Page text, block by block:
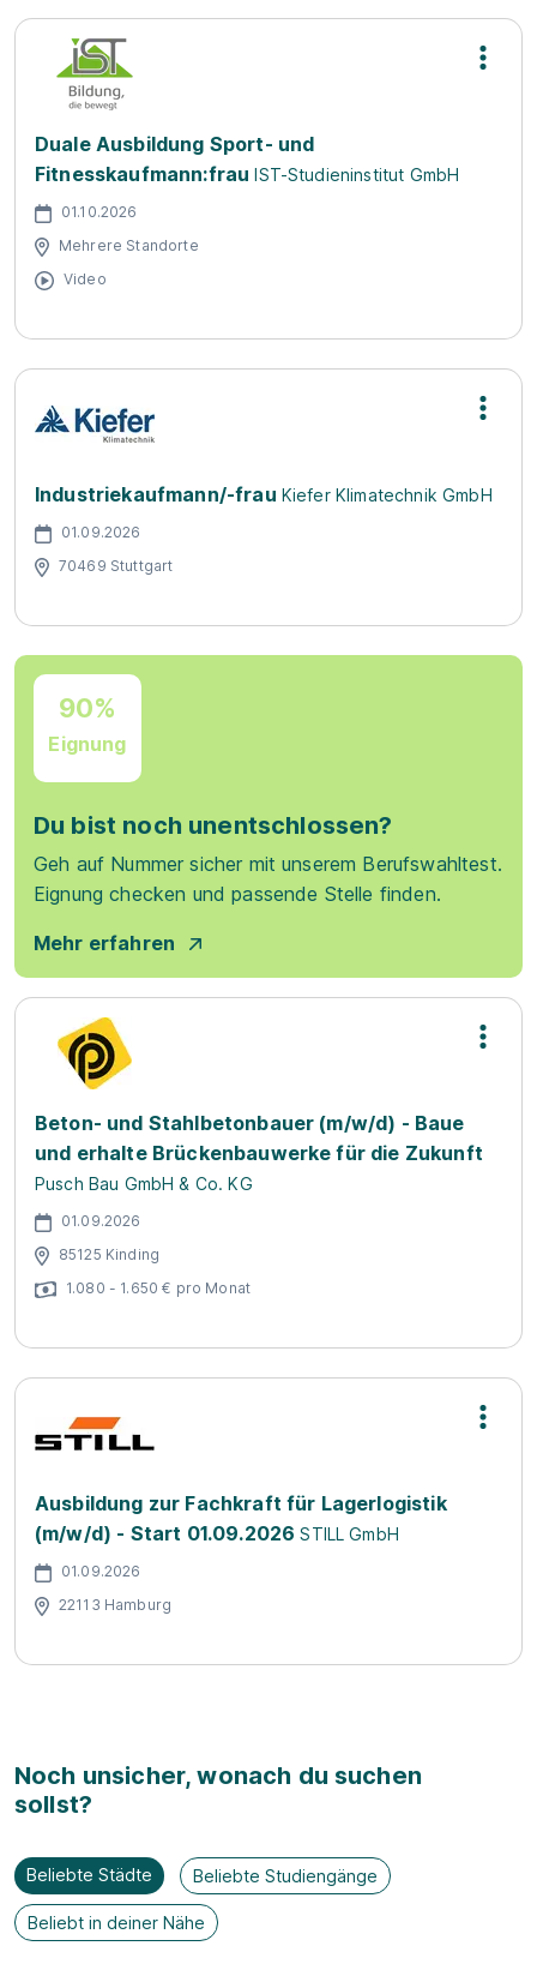
Duale Ausbildung Sport- und
Fitnesskaufmann:frau IST-Studieninstitut GmbH
01.10.2026
Mehrere Standorte
Video
Industriekaufmann/-frau Kiefer Klimatechnik GmbH
01.09.2026
70469 Stuttgart
90%
Eignung
Du bist noch unentschlossen?
Geh auf Nummer sicher mit unserem Berufswahltest.
Eignung checken und passende Stelle finden.
Mehr erfahren
Beton- und Stahlbetonbauer (m/w/d) - Baue
und erhalte Brückenbauwerke für die Zukunft
Pusch Bau GmbH & Co. KG
01.09.2026
85125 Kinding
1.080 - 1.650 € pro Monat
Ausbildung zur Fachkraft für Lagerlogistik
(m/w/d) - Start 01.09.2026 STILL GmbH
01.09.2026
22113 Hamburg
Noch unsicher, wonach du suchen
sollst?
Beliebte Städte Beliebte Studiengänge
Beliebt in deiner Nähe